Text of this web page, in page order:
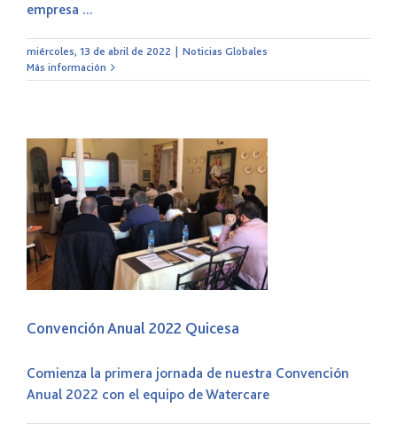
empresa ...
miércoles, 13 de abril de 2022 | Noticias Globales
Más información
Convención Anual 2022 Quicesa
Comienza la primera jornada de nuestra Convención
Anual 2022 con el equipo de Watercare